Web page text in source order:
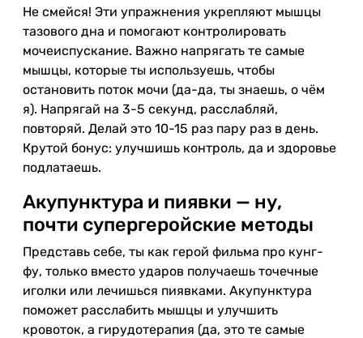
Не смейся! Эти упражнения укрепляют мышцы
тазового дна и помогают контролировать
мочеиспускание. Важно напрягать те самые
мышцы, которые ты используешь, чтобы
остановить поток мочи (да-да, ты знаешь, о чём
я). Напрягай на 3-5 секунд, расслабляй,
повторяй. Делай это 10-15 раз пару раз в день.
Крутой бонус: улучшишь контроль, да и здоровье
подлатаешь.
Акупунктура и пиявки — ну,
почти супергеройские методы
Представь себе, ты как герой фильма про кунг-
фу, только вместо ударов получаешь точечные
иголки или лечишься пиявками. Акупунктура
поможет расслабить мышцы и улучшить
кровоток, а гирудотерапия (да, это те самые